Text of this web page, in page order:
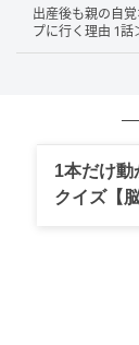
ウーマンエキサイト
出産後も親の自
プに行く理由 1話
1本だけ動
クイズ【